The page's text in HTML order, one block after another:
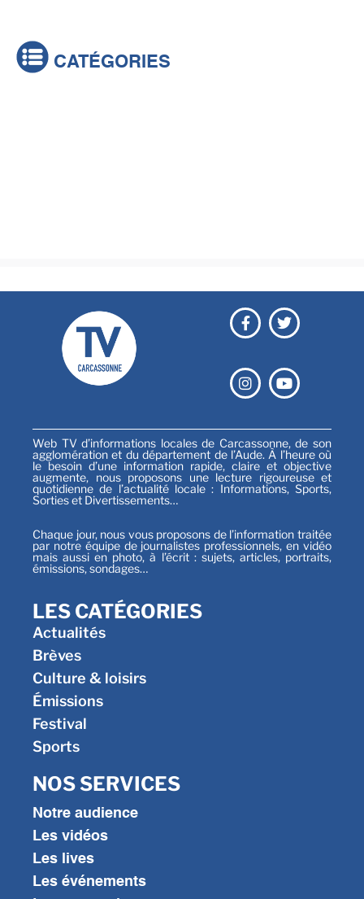
CATÉGORIES
Web TV d’informations locales de Carcassonne, de son
agglomération et du département de l’Aude. À l’heure où
le besoin d’une information rapide, claire et objective
augmente, nous proposons une lecture rigoureuse et
quotidienne de l’actualité locale : Informations, Sports,
Sorties et Divertissements…
Chaque jour, nous vous proposons de l’information traitée
par notre équipe de journalistes professionnels, en vidéo
mais aussi en photo, à l’écrit : sujets, articles, portraits,
émissions, sondages…
LES CATÉGORIES
Actualités
Brèves
Culture & loisirs
Émissions
Festival
Sports
NOS SERVICES
Notre audience
Les vidéos
Les lives
Les événements